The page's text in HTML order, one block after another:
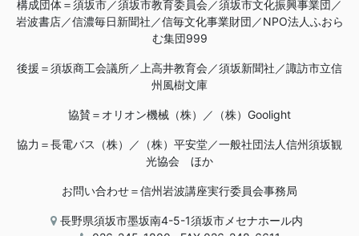
構成団体＝須坂市／須坂市教育委員会／須坂市文化振興事業団／
岩波書店／信濃毎日新聞社／信毎文化事業財団／NPO法人ふおら
む集団999
後援＝須坂商工会議所／上高井教育会／須坂新聞社／諏訪市立信
州風樹文庫
協賛＝オリオン機械（株）／（株）Goolight
協力＝長電バス（株）／（株）平安堂／一般社団法人信州須坂観
光協会 ほか
お問い合わせ＝信州岩波講座実行委員会事務局
長野県須坂市墨坂南4-5-1須坂市メセナホール内